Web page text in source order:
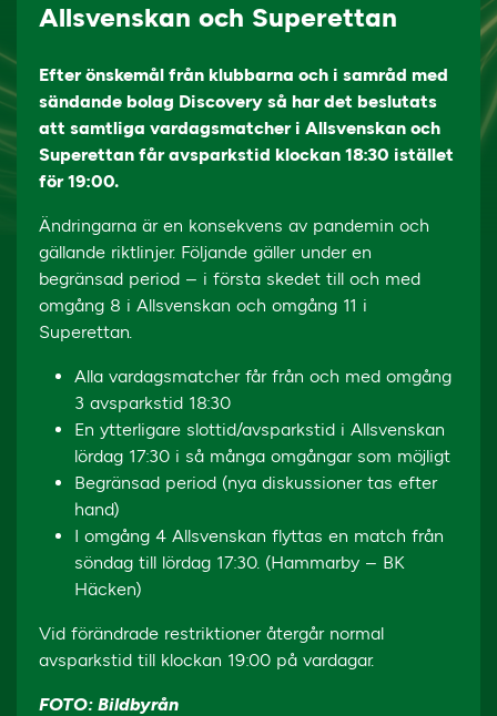
Allsvenskan och Superettan
Efter önskemål från klubbarna och i samråd med
sändande bolag Discovery så har det beslutats
att samtliga vardagsmatcher i Allsvenskan och
Superettan får avsparkstid klockan 18:30 istället
för 19:00.
Ändringarna är en konsekvens av pandemin och
gällande riktlinjer. Följande gäller under en
begränsad period – i första skedet till och med
omgång 8 i Allsvenskan och omgång 11 i
Superettan.
Alla vardagsmatcher får från och med omgång
3 avsparkstid 18:30
En ytterligare slottid/avsparkstid i Allsvenskan
lördag 17:30 i så många omgångar som möjligt
Begränsad period (nya diskussioner tas efter
hand)
I omgång 4 Allsvenskan flyttas en match från
söndag till lördag 17:30. (Hammarby – BK
Häcken)
Vid förändrade restriktioner återgår normal
avsparkstid till klockan 19:00 på vardagar.
FOTO: Bildbyrån